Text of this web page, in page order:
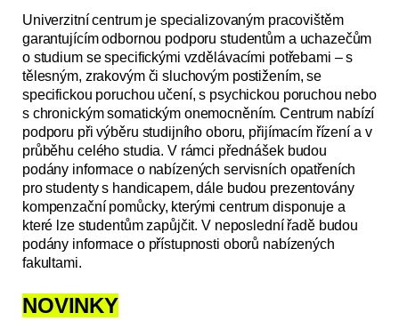
Univerzitní centrum je specializovaným pracovištěm
garantujícím odbornou podporu studentům a uchazečům
o studium se specifickými vzdělávacími potřebami – s
tělesným, zrakovým či sluchovým postižením, se
specifickou poruchou učení, s psychickou poruchou nebo
s chronickým somatickým onemocněním. Centrum nabízí
podporu při výběru studijního oboru, přijímacím řízení a v
průběhu celého studia. V rámci přednášek budou
podány informace o nabízených servisních opatřeních
pro studenty s handicapem, dále budou prezentovány
kompenzační pomůcky, kterými centrum disponuje a
které lze studentům zapůjčit. V neposlední řadě budou
podány informace o přístupnosti oborů nabízených
fakultami.
NOVINKY